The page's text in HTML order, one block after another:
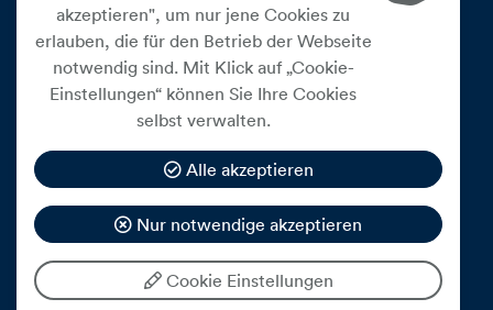
Datenschutz
Impressum
Widerrufsbelehrung
Medienfreiheitsgesetz
Barrierefreiheitserklärung
Hinweisgeberschutz
Mein Konto
© 2026 eww ag
akzeptieren", um nur jene Cookies zu
erlauben, die für den Betrieb der Webseite
notwendig sind. Mit Klick auf „Cookie-
Einstellungen“ können Sie Ihre Cookies
selbst verwalten.
Alle akzeptieren
Nur notwendige akzeptieren
Cookie Einstellungen